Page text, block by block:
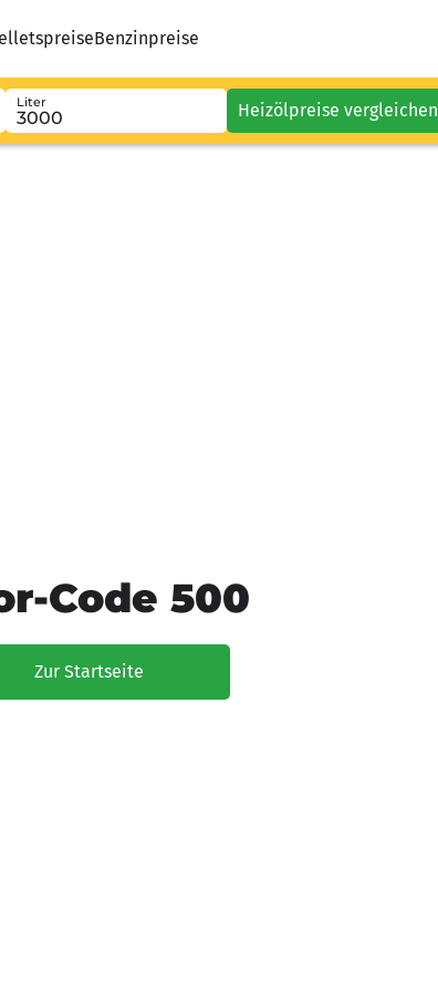
Benzinpreise
Liter Heizölpreise vergleichen
Code 500
Zur Startseite